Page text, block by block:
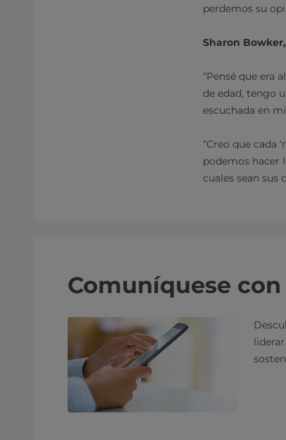
perdemos su
Sharon
“Pensé que era
de edad, tengo
escuchada en
“Creo que cada
podemos hacer
cuales sean sus
Comuníquese